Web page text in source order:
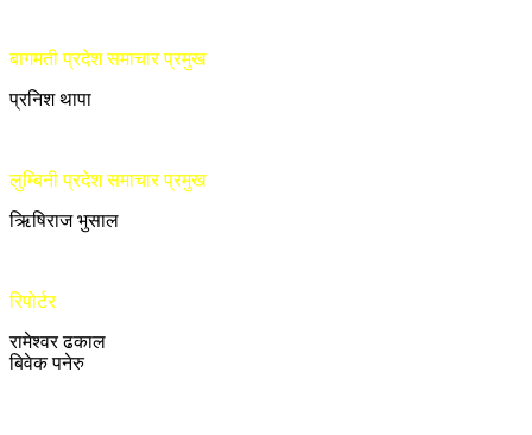
बागमती प्रदेश समाचार प्रमुख
प्रनिश थापा
लुम्बिनी प्रदेश समाचार प्रमुख
ऋिषिराज भुसाल
रिपोर्टर
रामेश्वर ढकाल
बिवेक पनेरु